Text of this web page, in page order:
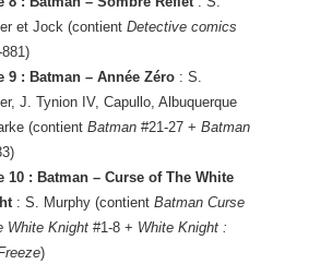
et Jock (contient Detective comics
9 : Batman – Année Zéro : S.
J. Tynion IV, Capullo, Albuquerque
(contient Batman #21-27 + Batman
10 : Batman – Curse of The White
: S. Murphy (contient Batman Curse
White Knight #1-8 + White Knight :
)